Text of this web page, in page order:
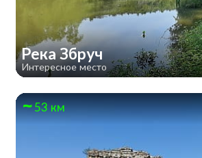
Река Збруч
Интересное место
53 км